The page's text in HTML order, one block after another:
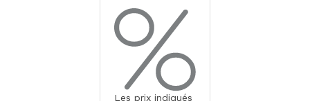
Les prix indiqués